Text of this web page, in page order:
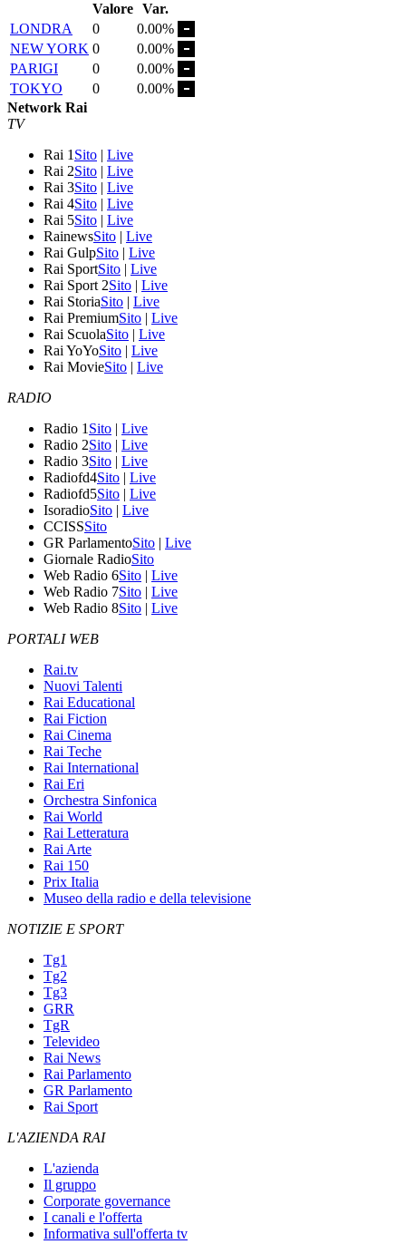
Valore Var.
LONDRA
0
0.00%
NEW YORK 0
0.00%
PARIGI
0
0.00%
TOKYO
0
0.00%
Network Rai
TV
Rai 1 Sito | Live
Rai 2Sito | Live
Rai 3Sito | Live
Rai 4Sito | Live
Rai 5Sito | Live
RainewsSito | Live
Rai GulpSito | Live
Rai SportSito | Live
Rai Sport 2Sito | Live
Rai StoriaSito | Live
Rai PremiumSito | Live
Rai ScuolaSito | Live
Rai YoYoSito | Live
Rai MovieSito | Live
RADIO
Radio 1 Sito | Live
Radio 2Sito | Live
Radio 3Sito | Live
Radiofd4Sito | Live
Radiofd5Sito | Live
IsoradioSito | Live
CCISSSito
GR ParlamentoSito | Live
Giornale RadioSito
Web Radio 6Sito | Live
Web Radio 7Sito | Live
Web Radio 8Sito | Live
PORTALI WEB
Rai.tv
Nuovi Talenti
Rai Educational
Rai Fiction
Rai Cinema
Rai Teche
Rai International
Rai Eri
Orchestra Sinfonica
Rai World
Rai Letteratura
Rai Arte
Rai 150
Prix Italia
Museo della radio e della televisione
NOTIZIE E SPORT
Tg1
Tg2
Tg3
GRR
TgR
Televideo
Rai News
Rai Parlamento
GR Parlamento
Rai Sport
L'AZIENDA RAI
L'azienda
Il gruppo
Corporate governance
I canali e l'offerta
Informativa sull'offerta tv